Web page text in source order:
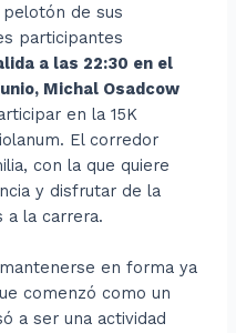
de sus
participantes
a las 22:30 en el
Michal Osadcow
en la 15K
El corredor
con la que quiere
y disfrutar de la
a la carrera.
en forma ya
comenzó como un
a ser una actividad